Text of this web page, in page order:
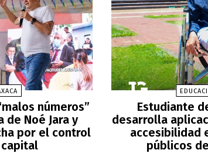
números”
de Noé Jara y
por el control
Estudiante
desarrolla
accesibilidad
públicos